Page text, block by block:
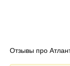
Отзывы про